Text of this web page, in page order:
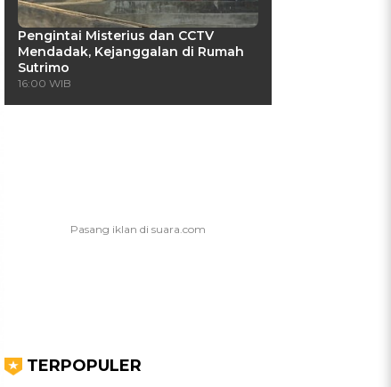
Pengintai Misterius dan CCTV
Mendadak, Kejanggalan di Rumah
Sutrimo
16:00 WIB
TERPOPULER